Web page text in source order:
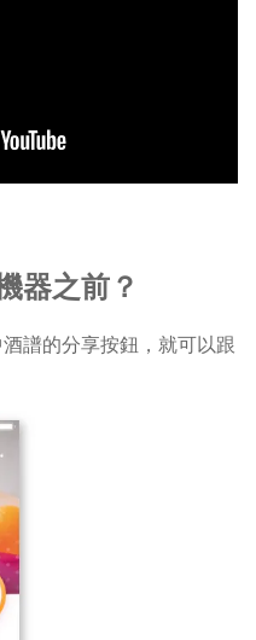
器之前？
譜的分享按鈕，就可以跟